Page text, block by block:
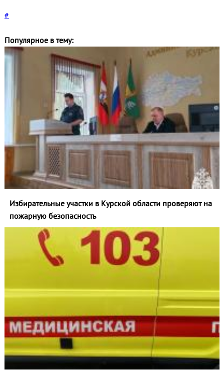
#
Популярное в тему:
Избирательные участки в Курской области проверяют на
пожарную безопасность